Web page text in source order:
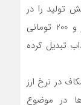
تولید را در
پِی داشته و توامان آنچه را که با ارز 4هزار و 200 تومانی
تبدیل کرده
در نرخ ارز
در موضوع